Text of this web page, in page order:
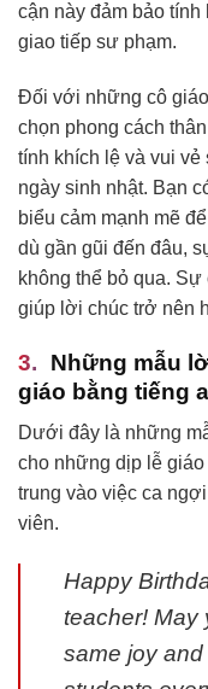
cận này đảm bảo
giao tiếp sư phạm.
Đối với những cô
chọn phong cách
tính khích lệ và vui vẻ
ngày sinh nhật. Bạn
biểu cảm mạnh mẽ
dù gần gũi đến đâu,
không thể bỏ qua.
giúp lời chúc trở nên
Những mẫu
giáo bằng tiếng
Dưới đây là những
cho những dịp lễ
trung vào việc ca
viên.
Happy
teacher! May
same joy